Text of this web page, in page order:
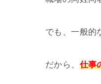
でも、一般的
だから、仕事